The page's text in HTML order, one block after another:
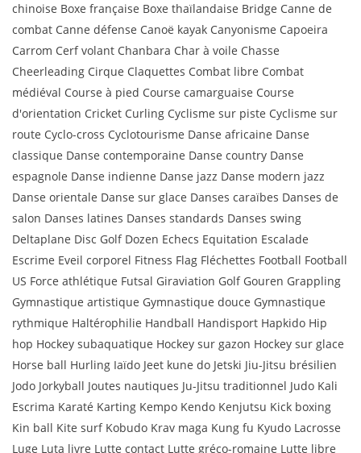
chinoise Boxe française Boxe thaïlandaise Bridge Canne de
combat Canne défense Canoë kayak Canyonisme Capoeira
Carrom Cerf volant Chanbara Char à voile Chasse
Cheerleading Cirque Claquettes Combat libre Combat
médiéval Course à pied Course camarguaise Course
d'orientation Cricket Curling Cyclisme sur piste Cyclisme sur
route Cyclo-cross Cyclotourisme Danse africaine Danse
classique Danse contemporaine Danse country Danse
espagnole Danse indienne Danse jazz Danse modern jazz
Danse orientale Danse sur glace Danses caraïbes Danses de
salon Danses latines Danses standards Danses swing
Deltaplane Disc Golf Dozen Echecs Equitation Escalade
Escrime Eveil corporel Fitness Flag Fléchettes Football Football
US Force athlétique Futsal Giraviation Golf Gouren Grappling
Gymnastique artistique Gymnastique douce Gymnastique
rythmique Haltérophilie Handball Handisport Hapkido Hip
hop Hockey subaquatique Hockey sur gazon Hockey sur glace
Horse ball Hurling Iaïdo Jeet kune do Jetski Jiu-Jitsu brésilien
Jodo Jorkyball Joutes nautiques Ju-Jitsu traditionnel Judo Kali
Escrima Karaté Karting Kempo Kendo Kenjutsu Kick boxing
Kin ball Kite surf Kobudo Krav maga Kung fu Kyudo Lacrosse
Luge Luta livre Lutte contact Lutte gréco-romaine Lutte libre